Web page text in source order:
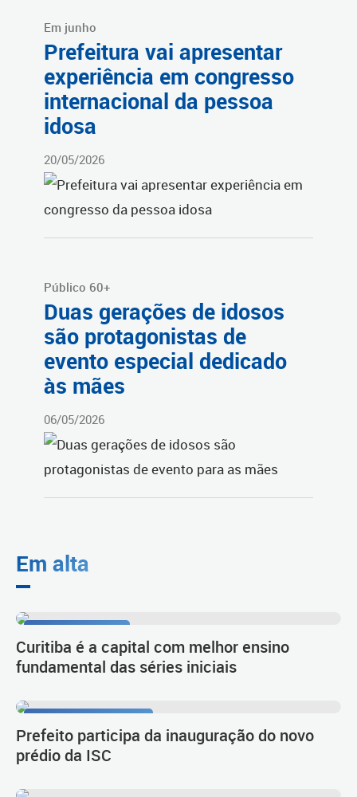
Em junho
Prefeitura vai apresentar
experiência em congresso
internacional da pessoa
idosa
20/05/2026
Público 60+
Duas gerações de idosos
são protagonistas de
evento especial dedicado
às mães
06/05/2026
Em alta
Curitiba é a capital com melhor ensino
fundamental das séries iniciais
Prefeito participa da inauguração do novo
prédio da ISC